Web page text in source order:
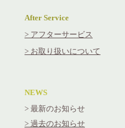
After Service
> アフターサービス
> お取り扱いについて
NEWS
> 最新のお知らせ
> 過去のお知らせ